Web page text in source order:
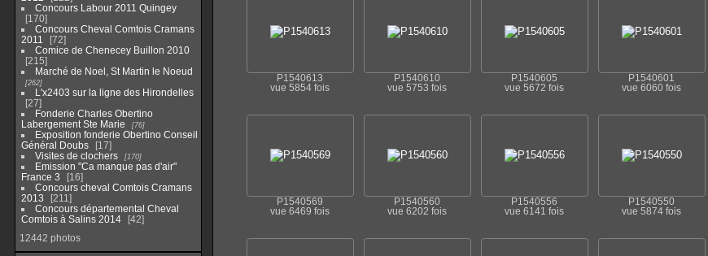
Concours Labour 2011 Quingey
170
Concours Cheval Comtois Cramans
2011
72
Comice de Chenecey Buillon 2010
215
Marché de Noel, St Martin le Noeud
262
L'x2403 sur la ligne des Hirondelles
27
Fonderie Charles Obertino
Labergement Ste Marie
76
Exposition fonderie Obertino Conseil
Général Doubs
17
Visites de clochers
170
Emission "Ca manque pas d'air"
France 3
16
Concours cheval Comtois Cramans
2013
211
Concours départemental Cheval
Comtois à Salins 2014
42
12442 photos
P1540613
vue 5854 fois
P1540610
vue 5753 fois
P1540605
vue 5672 fois
P1540601
vue 6060 fois
P1540569
vue 6469 fois
P1540560
vue 6202 fois
P1540556
vue 6141 fois
P1540550
vue 5874 fois